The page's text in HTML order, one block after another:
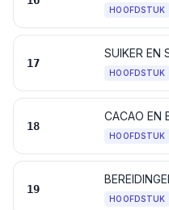
HOOFDSTUK
17
SUIKER EN
HOOFDSTUK
18
CACAO EN
HOOFDSTUK
19
HOOFDSTUK